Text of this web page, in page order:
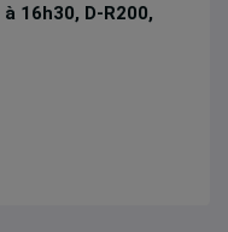
16h30, D-R200,